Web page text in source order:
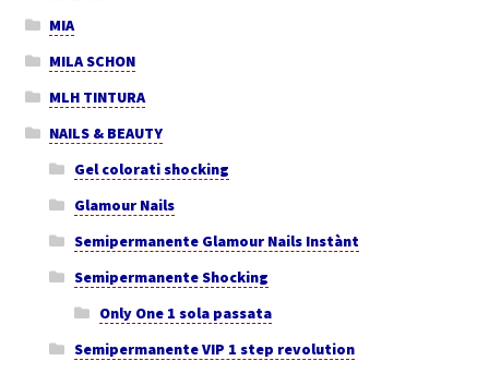
MIA
MILA SCHON
MLH TINTURA
NAILS & BEAUTY
Gel colorati shocking
Glamour Nails
Semipermanente Glamour Nails Instànt
Semipermanente Shocking
Only One 1 sola passata
Semipermanente VIP 1 step revolution